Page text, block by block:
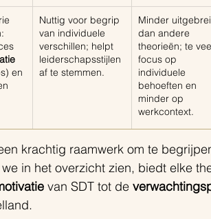
en
Nuttig voor begrip
van individuele
verschillen; helpt
leiderschapsstijlen
af te stemmen.
Minder
dan andere
theorieën; te
focus op
individuele
behoeften en
minder op
werkcontext.
krachtig raamwerk om te
in het overzicht zien, biedt elke
van SDT tot de